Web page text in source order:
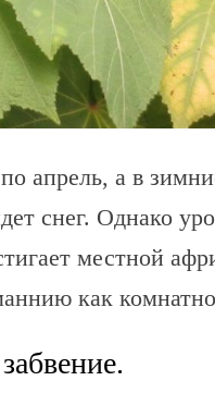
апрель, а в
снег. Однако
местной
как